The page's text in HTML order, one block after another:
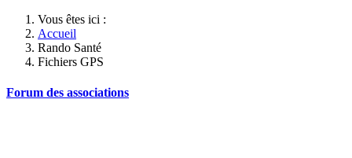
Vous êtes ici :
Accueil
Rando Santé
Fichiers GPS
Forum des associations